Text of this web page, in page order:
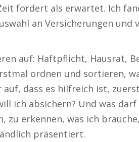
fordert als erwartet. Ich
an Versicherungen und
auf: Haftpflicht, Hausrat,
ordnen und sortieren,
dass es hilfreich ist,
ich absichern? Und was
zu erkennen, was ich
präsentiert.